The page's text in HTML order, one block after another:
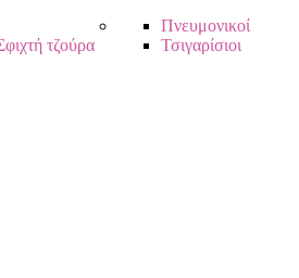
Πνευμονικοί
Τσιγαρίσιοι
τζούρα